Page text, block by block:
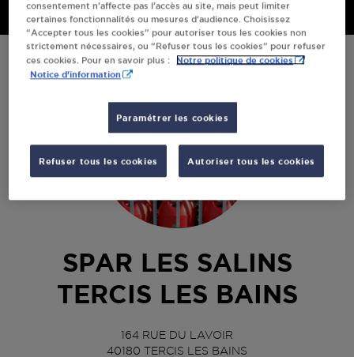
Menu
SPAR LES SALINS
TERCIS LES BAINS
164 RUE DU LAVOIR
40180 TERCIS LES BAINS
consentement n’affecte pas l’accès au site, mais peut limiter
certaines fonctionnalités ou mesures d’audience. Choisissez
“Accepter tous les cookies” pour autoriser tous les cookies non
strictement nécessaires, ou “Refuser tous les cookies” pour refuser
ces cookies. Pour en savoir plus :
Notre politique de cookies
Notice d'information
Paramétrer les cookies
Refuser tous les cookies Autoriser tous les cookies